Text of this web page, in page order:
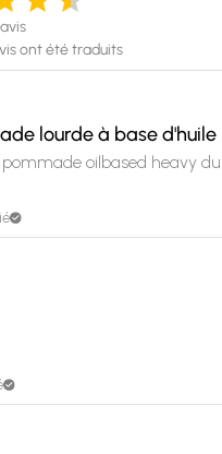
ont été traduits
lourde à base d'huile
pommade oilbased heavy